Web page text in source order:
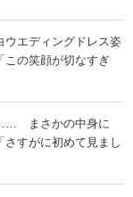
ウエディングドレス姿
この笑顔が切なすぎ
まさかの中身に
さすがに初めて見まし